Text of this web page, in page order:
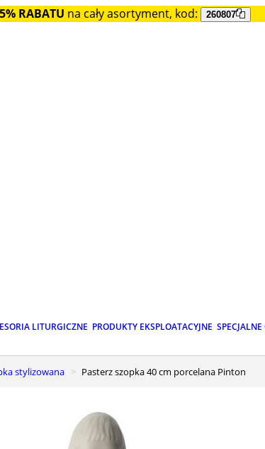
RABATU na cały asortyment, kod: 260807
LITURGICZNE PRODUKTY EKSPLOATACYJNE SPECJALNE
stylizowana Pasterz szopka 40 cm porcelana Pinton